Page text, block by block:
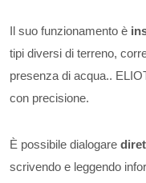
Il suo funzionamento è
tipi diversi di terreno,
presenza di acqua..
con precisione.
È possibile dialogare
scrivendo e leggendo